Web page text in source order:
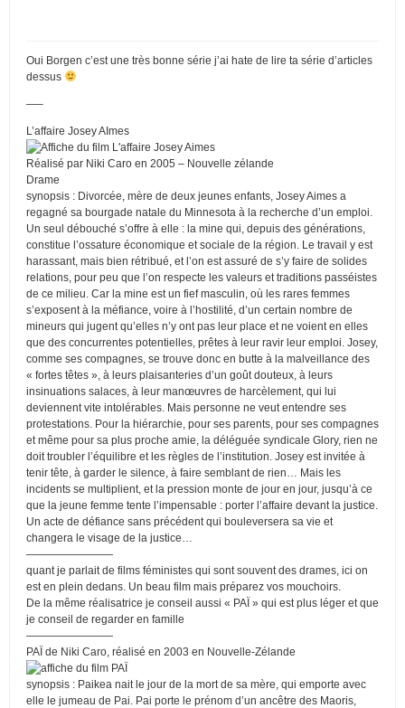
Oui Borgen c’est une très bonne série j’ai hate de lire ta série d’articles
dessus
—–
L’affaire Josey AImes
Réalisé par Niki Caro en 2005 – Nouvelle zélande
Drame
synopsis : Divorcée, mère de deux jeunes enfants, Josey Aimes a
regagné sa bourgade natale du Minnesota à la recherche d’un emploi.
Un seul débouché s’offre à elle : la mine qui, depuis des générations,
constitue l’ossature économique et sociale de la région. Le travail y est
harassant, mais bien rétribué, et l’on est assuré de s’y faire de solides
relations, pour peu que l’on respecte les valeurs et traditions passéistes
de ce milieu. Car la mine est un fief masculin, où les rares femmes
s’exposent à la méfiance, voire à l’hostilité, d’un certain nombre de
mineurs qui jugent qu’elles n’y ont pas leur place et ne voient en elles
que des concurrentes potentielles, prêtes à leur ravir leur emploi. Josey,
comme ses compagnes, se trouve donc en butte à la malveillance des
« fortes têtes », à leurs plaisanteries d’un goût douteux, à leurs
insinuations salaces, à leur manœuvres de harcèlement, qui lui
deviennent vite intolérables. Mais personne ne veut entendre ses
protestations. Pour la hiérarchie, pour ses parents, pour ses compagnes
et même pour sa plus proche amie, la déléguée syndicale Glory, rien ne
doit troubler l’équilibre et les règles de l’institution. Josey est invitée à
tenir tête, à garder le silence, à faire semblant de rien… Mais les
incidents se multiplient, et la pression monte de jour en jour, jusqu’à ce
que la jeune femme tente l’impensable : porter l’affaire devant la justice.
Un acte de défiance sans précédent qui bouleversera sa vie et
changera le visage de la justice…
————————
quant je parlait de films féministes qui sont souvent des drames, ici on
est en plein dedans. Un beau film mais préparez vos mouchoirs.
De la même réalisatrice je conseil aussi « PAÏ » qui est plus léger et que
je conseil de regarder en famille
————————
PAÏ de Niki Caro, réalisé en 2003 en Nouvelle-Zélande
synopsis : Paikea nait le jour de la mort de sa mère, qui emporte avec
elle le jumeau de Pai. Pai porte le prénom d’un ancêtre des Maoris,